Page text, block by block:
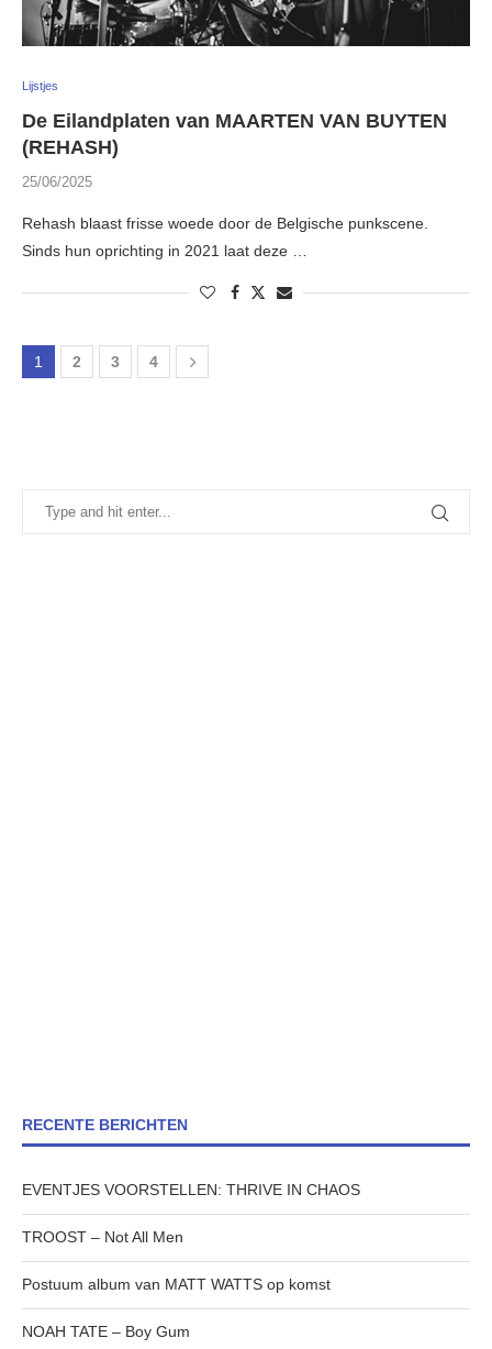
Lijstjes
De Eilandplaten van MAARTEN VAN BUYTEN
(REHASH)
25/06/2025
Rehash blaast frisse woede door de Belgische punkscene.
Sinds hun oprichting in 2021 laat deze …
1 2 3 4
RECENTE BERICHTEN
EVENTJES VOORSTELLEN: THRIVE IN CHAOS
TROOST – Not All Men
Postuum album van MATT WATTS op komst
NOAH TATE – Boy Gum